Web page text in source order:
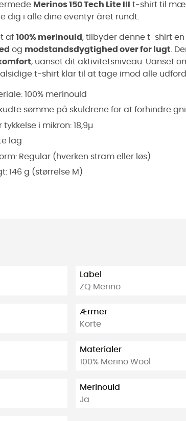
Merinos 150 Tech Lite III t-shirt til
dig i alle dine eventyr året rundt.
af 100% merinould , tilbyder denne t-shirt
og modstandsdygtighed over for lugt .
, uanset dit aktivitetsniveau. Uanset
t-shirt klar til at tage imod alle
100% merinould
sømme på skuldrene for at forhindre
tykkelse i mikron: 18,9µ
lag
Regular (hverken stram eller løs)
146 g (størrelse M)
Label
ZQ Merino
Ærmer
Korte
Materialer
100% Merino Wool
Merinould
Ja